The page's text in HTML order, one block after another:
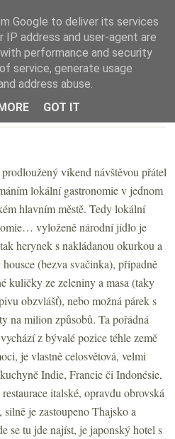
Menu
víkend návštěvou přátel
lokální gastronomie v jednom
hlavním městě. Tedy lokální
vyloženě národní jídlo je
herynek s nakládanou okurkou a
(bezva svačinka), případně
kuličky ze zeleniny a masa (taky
obzvlášť), nebo možná párek s
na milion způsobů. Ta pořádná
z bývalé pozice téhle země
je vlastně celosvětová, velmi
Indie, Francie či Indonésie,
italské, opravdu obrovská
je zastoupeno Thajsko a
se tu jde najíst, je japonský hotel s
Google to deliver its services
IP address and user-agent are
performance and security
service, generate usage
address abuse.
GOT IT